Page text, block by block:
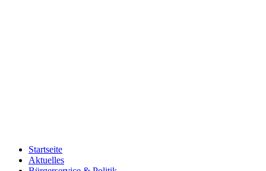
Startseite
Aktuelles